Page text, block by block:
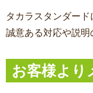
タカラスタンダー
誠意ある対応や説明
お客様より